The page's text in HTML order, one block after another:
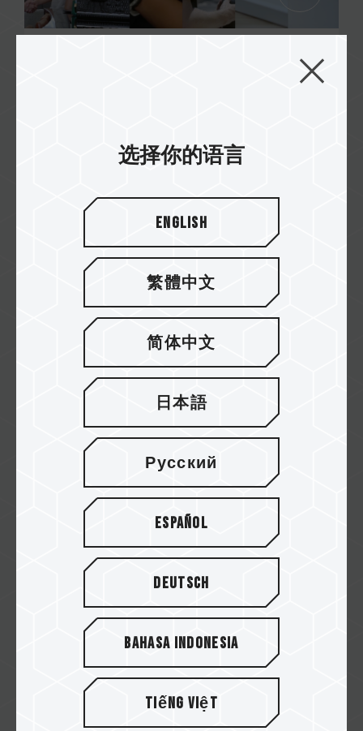
十铨科技使用者体验
美国知名UP主Toastybros和各位分享自己的电
脑使用习惯，以及他对于T-FORCE DELTA R...
十铨科技2022年技术概念
选择你的语言
English
繁體中文
简体中文
日本語
Русский
Español
Deutsch
Bahasa Indonesia
Tiếng Việt